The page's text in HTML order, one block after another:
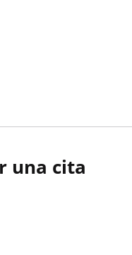
una cita